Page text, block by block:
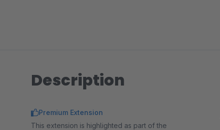
Description
Premium Extension
This extension is highlighted as part of the